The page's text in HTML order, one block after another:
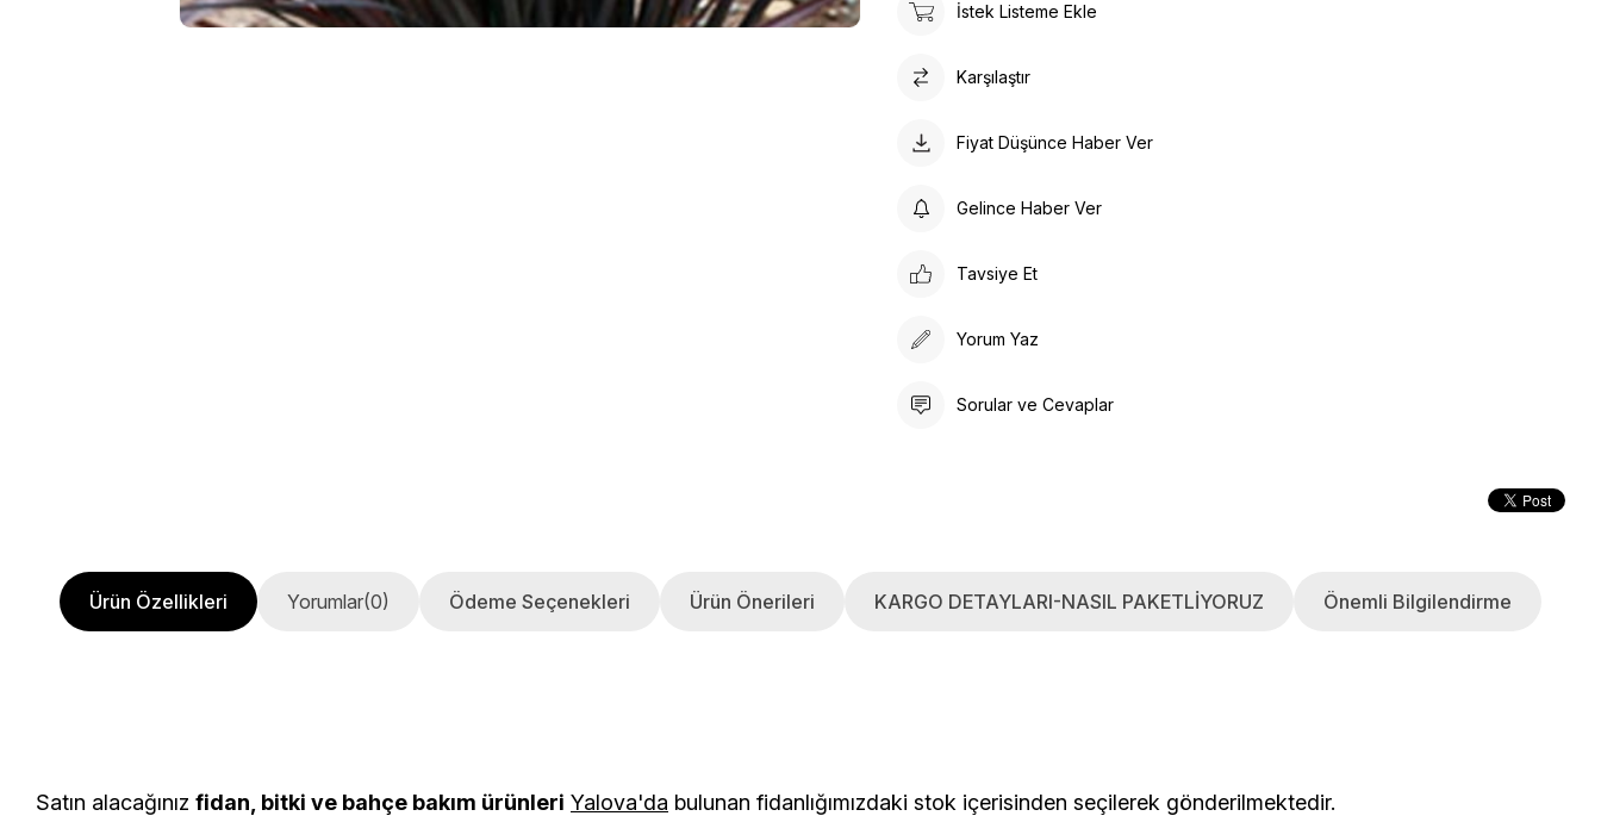
İstek Listeme Ekle
Karşılaştır
Fiyat Düşünce Haber Ver
Gelince Haber Ver
Tavsiye Et
Yorum Yaz
Sorular ve Cevaplar
Ürün Özellikleri Yorumlar(0) Ödeme Seçenekleri Ürün Önerileri KARGO DETAYLARI-NASIL PAKETLİYORUZ Önemli Bilgilendirme
Satın alacağınız fidan, bitki ve bahçe bakım ürünleri Yalova'da bulunan fidanlığımızdaki stok içerisinden seçilerek gönderilmektedir.